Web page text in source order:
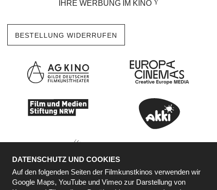
IHRE WERBUNG IM KINO
BESTELLUNG WIDERRUFEN
DATENSCHUTZ UND COOKIES
Auf den folgenden Seiten der Filmkunstkinos verwenden wir
Google Maps, YouTube und Vimeo zur Darstellung von